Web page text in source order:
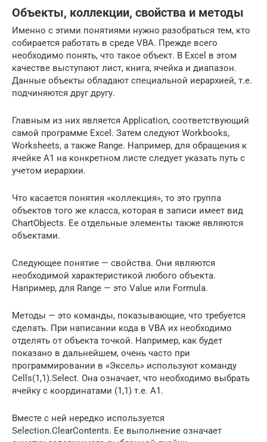
Объекты, коллекции, свойства и методы
Именно с этими понятиями нужно разобраться тем, кто
собирается работать в среде VBA. Прежде всего
необходимо понять, что такое объект. В Excel в этом
качестве выступают лист, книга, ячейка и диапазон.
Данные объекты обладают специальной иерархией, т.е.
подчиняются друг другу.
Главным из них является Application, соответствующий
самой программе Excel. Затем следуют Workbooks,
Worksheets, а также Range. Например, для обращения к
ячейке A1 на конкретном листе следует указать путь с
учетом иерархии.
Что касается понятия «коллекция», то это группа
объектов того же класса, которая в записи имеет вид
ChartObjects. Ее отдельные элементы также являются
объектами.
Следующее понятие — свойства. Они являются
необходимой характеристикой любого объекта.
Например, для Range — это Value или Formula.
Методы — это команды, показывающие, что требуется
сделать. При написании кода в VBA их необходимо
отделять от объекта точкой. Например, как будет
показано в дальнейшем, очень часто при
программировании в «Эксель» используют команду
Cells(1,1).Select. Она означает, что необходимо выбрать
ячейку с координатами (1,1) т.е. A1.
Вместе с ней нередко используется
Selection.ClearContents. Ее выполнение означает